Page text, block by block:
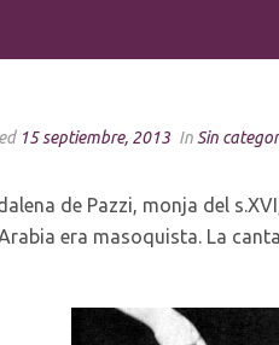
15 septiembre, 2013 In Sin
de Pazzi, monja del
era masoquista. La